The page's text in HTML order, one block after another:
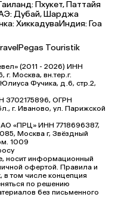
Пхукет,Паттайя
Дубай,Шарджа
ХиккадуваИндия:Гоа
Pegas Touristik
(2011 - 2026) ИНН
г. Москва, вн.тер.г.
Фучика, д.6, стр.2,
3702175896, ОГРН
г. Иваново, ул. Парижской
«ПРЦ» ИНН 7718696387,
Москва г, Звёздный
1009
носит информационный
офертой. Правила и
в том числе концепция
по решению
без письменного